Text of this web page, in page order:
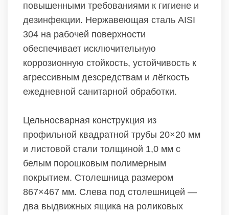
повышенными требованиями к гигиене и
дезинфекции. Нержавеющая сталь AISI
304 на рабочей поверхности
обеспечивает исключительную
коррозионную стойкость, устойчивость к
агрессивным дезсредствам и лёгкость
ежедневной санитарной обработки.
Цельносварная конструкция из
профильной квадратной трубы 20×20 мм
и листовой стали толщиной 1,0 мм с
белым порошковым полимерным
покрытием. Столешница размером
867×467 мм. Слева под столешницей —
два выдвижных ящика на роликовых